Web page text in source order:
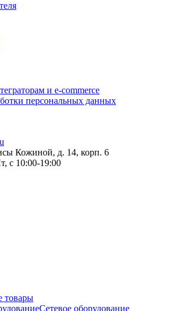
и e-commerce
персональных данных
Кожиной, д. 14, корп. 6
с 10:00-19:00
товары
Сетевое оборудование